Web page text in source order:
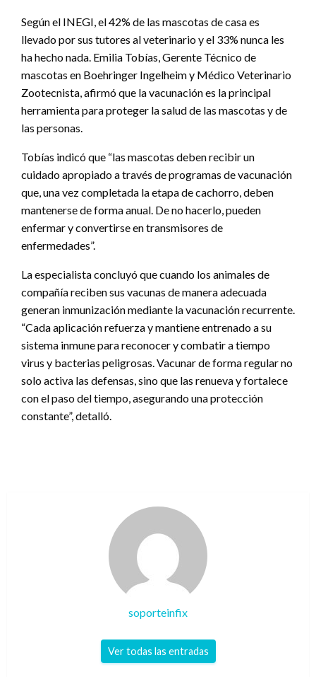
Según el INEGI, el 42% de las mascotas de casa es
llevado por sus tutores al veterinario y el 33% nunca les
ha hecho nada. Emilia Tobías, Gerente Técnico de
mascotas en Boehringer Ingelheim y Médico Veterinario
Zootecnista, afirmó que la vacunación es la principal
herramienta para proteger la salud de las mascotas y de
las personas.
Tobías indicó que “las mascotas deben recibir un
cuidado apropiado a través de programas de vacunación
que, una vez completada la etapa de cachorro, deben
mantenerse de forma anual. De no hacerlo, pueden
enfermar y convertirse en transmisores de
enfermedades”.
La especialista concluyó que cuando los animales de
compañía reciben sus vacunas de manera adecuada
generan inmunización mediante la vacunación recurrente.
“Cada aplicación refuerza y mantiene entrenado a su
sistema inmune para reconocer y combatir a tiempo
virus y bacterias peligrosas. Vacunar de forma regular no
solo activa las defensas, sino que las renueva y fortalece
con el paso del tiempo, asegurando una protección
constante”, detalló.
soporteinfix
Ver todas las entradas